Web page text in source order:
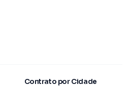
Contrato por Cidade